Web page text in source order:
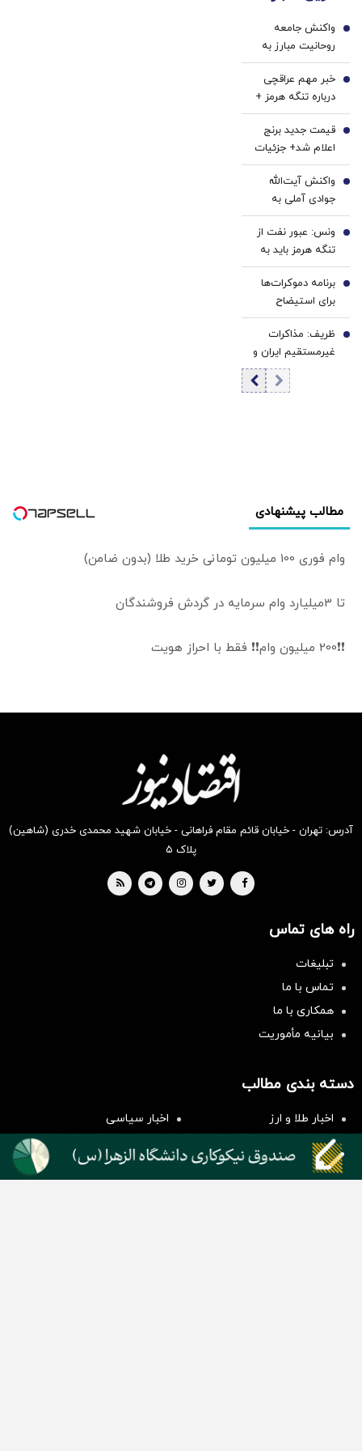
رسماً
وارد
بازار
ایران
شد
ایران،
IM LS9
رسماً
رونمایی
شد
واکنش جامعه
روحانیت مبارز به
اظهارات باقر خرازی:
اظهارات باقر خرازی
نه صدای روحانیت
است، نه پیام
انقلاب
1
خبر مهم عراقچی
درباره تنگه هرمز +
فیلم
2
قیمت جدید برنج
اعلام شد+ جزئیات
3
واکنش آیت‌الله
جوادی آملی به
شایعه استعفای
پزشکیان
4
ونس: عبور نفت از
تنگه هرمز باید به
حداکثر خود برسد |
هنوز تا پایان بازی با
ایران فاصله داریم و
در میانه آن
هستیم | باید
ببینیم آیا ایرانی‌ها
حاضرند تغییرات
بلندمدت ایجاد کنند
5
برنامه دموکرات‌ها
برای استیضاح
ترامپ
6
ظریف: مذاکرات
غیرمستقیم ایران و
آمریکا می‌تواند مانع
نتیجه مطلوب شود
7
مطالب پیشنهادی
وام فوری 100 میلیون تومانی خرید طلا (بدون ضامن)
تا 3میلیارد وام سرمایه در گردش فروشندگان
❗❗200 میلیون وام❗❗ فقط با احراز هویت
آدرس: تهران - خیابان قائم مقام فراهانی - خیابان شهید محمدی خدری (شاهین)
پلاک ۵
راه های تماس
تبلیغات
تماس با ما
همکاری با ما
بیانیه مأموریت
دسته بندی مطالب
اخبار طلا و ارز
اخبار سیاسی
اخبار بورس
اخبار خودرو
اخبار تکنولوژی